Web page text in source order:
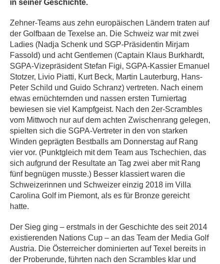
in seiner Geschichte.
Zehner-Teams aus zehn europäischen Ländern traten auf
der Golfbaan de Texelse an. Die Schweiz war mit zwei
Ladies (Nadja Schenk und SGP-Präsidentin Mirjam
Fassold) und acht Gentlemen (Captain Klaus Burkhardt,
SGPA-Vizepräsident Stefan Figi, SGPA-Kassier Emanuel
Stotzer, Livio Piatti, Kurt Beck, Martin Lauterburg, Hans-
Peter Schild und Guido Schranz) vertreten. Nach einem
etwas ernüchternden und nassen ersten Turniertag
bewiesen sie viel Kampfgeist. Nach den 2er-Scrambles
vom Mittwoch nur auf dem achten Zwischenrang gelegen,
spielten sich die SGPA-Vertreter in den von starken
Winden geprägten Bestballs am Donnerstag auf Rang
vier vor. (Punktgleich mit dem Team aus Tschechien, das
sich aufgrund der Resultate an Tag zwei aber mit Rang
fünf begnügen musste.) Besser klassiert waren die
Schweizerinnen und Schweizer einzig 2018 im Villa
Carolina Golf im Piemont, als es für Bronze gereicht
hatte.
Der Sieg ging – erstmals in der Geschichte des seit 2014
existierenden Nations Cup – an das Team der Media Golf
Austria. Die Österreicher dominierten auf Texel bereits in
der Proberunde, führten nach den Scrambles klar und